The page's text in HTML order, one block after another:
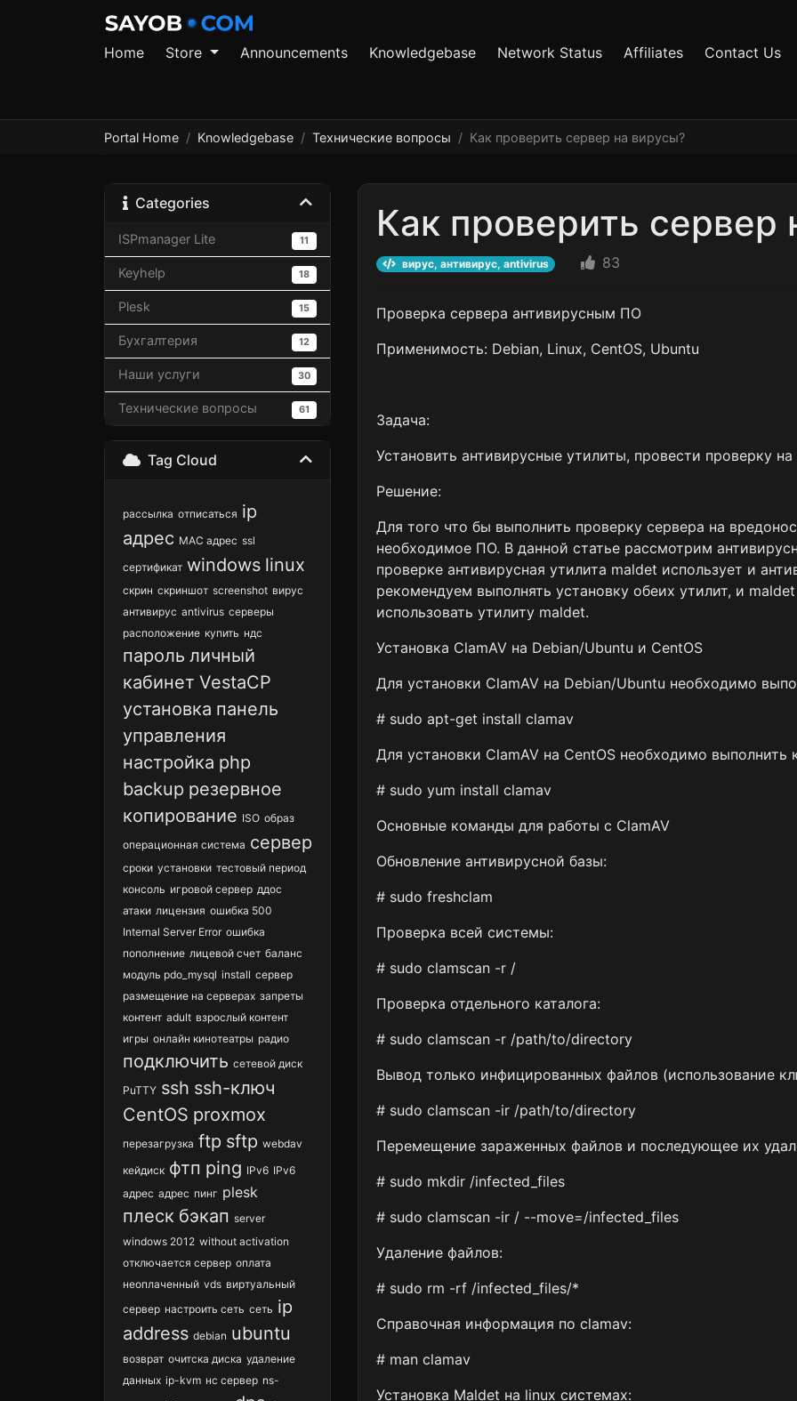
Home Store Announcements Knowledgebase Network Status Affiliates Contact Us
Portal Home Knowledgebase Технические вопросы Как проверить сервер на вирусы?
Categories
ISPmanager Lite 11
Keyhelp 18
Plesk 15
Бухгалтерия 12
Наши услуги 30
Технические вопросы 61
Tag Cloud
рассылка отписаться ip
адрес MAC адрес ssl
сертификат windows linux
скрин скриншот screenshot вирус
антивирус antivirus серверы
расположение купить ндс
пароль личный
кабинет VestaCP
установка панель
управления
настройка php
backup резервное
копирование ISO образ
операционная система сервер
сроки установки тестовый период
консоль игровой сервер ддос
атаки лицензия ошибка 500
Internal Server Error ошибка
пополнение лицевой счет баланс
модуль pdo_mysql install cервер
размещение на серверах запреты
контент adult взрослый контент
игры онлайн кинотеатры радио
подключить сетевой диск
PuTTY ssh ssh-ключ
CentOS proxmox
перезагрузка ftp sftp webdav
кейдиск фтп ping IPv6 IPv6
адрес адрес пинг plesk
плеск бэкап server
windows 2012 without activation
отключается сервер оплата
неоплаченный vds виртуальный
сервер настроить сеть сеть ip
address debian ubuntu
возврат очитска диска удаление
данных ip-kvm нс сервер ns-
Как проверить сервер
вирус, антивирус, antivirus 83
Проверка сервера антивирусным ПО
Применимость: Debian, Linux, CentOS, Ubuntu
Задача:
Установить антивирусные утилиты, провести проверку
Решение:
Для того что бы выполнить проверку сервера на
необходимое ПО. В данной статье рассмотрим
проверке антивирусная утилита maldet использует и
рекомендуем выполнять установку обеих утилит, и
использовать утилиту maldet.
Установка ClamAV на Debian/Ubuntu и CentOS
Для установки ClamAV на Debian/Ubuntu необходимо
# sudo apt-get install clamav
Для установки ClamAV на CentOS необходимо выполнить
# sudo yum install clamav
Основные команды для работы с ClamAV
Обновление антивирусной базы:
# sudo freshclam
Проверка всей системы:
# sudo clamscan -r /
Проверка отдельного каталога:
# sudo clamscan -r /path/to/directory
Вывод только инфицированных файлов (использование
# sudo clamscan -ir /path/to/directory
Перемещение зараженных файлов и последующее их
# sudo mkdir /infected_files
# sudo clamscan -ir / --move=/infected_files
Удаление файлов:
# sudo rm -rf /infected_files/*
Справочная информация по clamav:
# man clamav
Установка Maldet на linux системах: